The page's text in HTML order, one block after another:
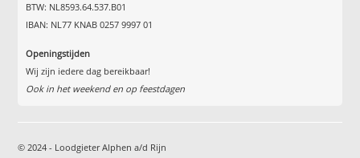
BTW: NL8593.64.537.B01
IBAN: NL77 KNAB 0257 9997 01
Openingstijden
Wij zijn iedere dag bereikbaar!
Ook in het weekend en op feestdagen
© 2024 - Loodgieter Alphen a/d Rijn